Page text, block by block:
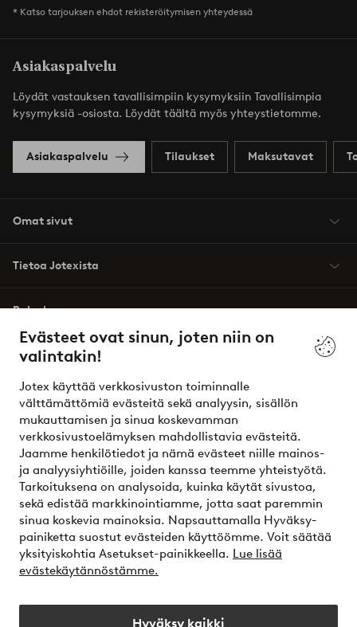
Evästeet ovat sinun, joten niin on
valintakin!
Jotex käyttää verkkosivuston toiminnalle
välttämättömiä evästeitä sekä analyysin, sisällön
mukauttamisen ja sinua koskevamman
verkkosivustoelämyksen mahdollistavia evästeitä.
Jaamme henkilötiedot ja nämä evästeet niille mainos-
ja analyysiyhtiöille, joiden kanssa teemme yhteistyötä.
Tarkoituksena on analysoida, kuinka käytät sivustoa,
sekä edistää markkinointiamme, jotta saat paremmin
sinua koskevia mainoksia. Napsauttamalla Hyväksy-
painiketta suostut evästeiden käyttöömme. Voit säätää
yksityiskohtia Asetukset-painikkeella. Lue lisää
evästekäytännöstämme.
Hyväksy kaikki
* Katso tarjouksen ehdot rekisteröitymisen yhteydessä
Asiakaspalvelu
Löydät vastauksen tavallisimpiin kysymyksiin Tavallisimpia
kysymyksiä -osiosta. Löydät täältä myös yhteystietomme.
Asiakaspalvelu Tilaukset Maksutavat
Omat sivut
Tietoa Jotexista
Palvelumme
Ehdot
Ystävät
Turvalliset maksut – maksa nyt tai erissä
Haluatko tietää lisää maksuvaihtoehdoistamme?
elpy